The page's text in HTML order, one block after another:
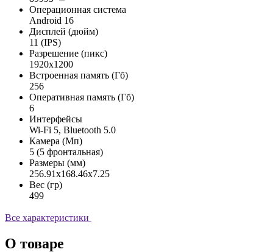
Операционная система
Android 16
Дисплей (дюйм)
11 (IPS)
Разрешение (пикс)
1920x1200
Встроенная память (Гб)
256
Оперативная память (Гб)
6
Интерфейсы
Wi-Fi 5, Bluetooth 5.0
Камера (Мп)
5 (5 фронтальная)
Размеры (мм)
256.91x168.46x7.25
Вес (гр)
499
Все характеристики
О товаре